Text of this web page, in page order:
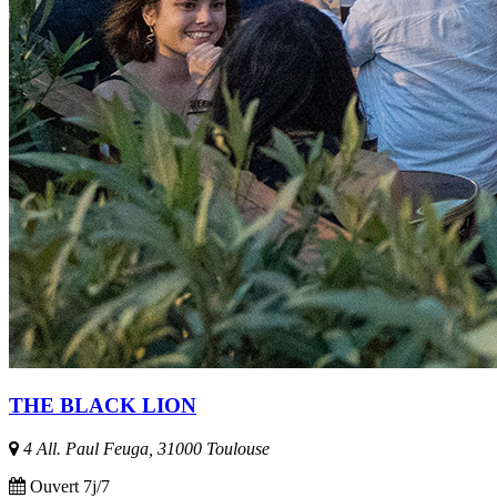
THE BLACK LION
4 All. Paul Feuga, 31000 Toulouse
Ouvert 7j/7